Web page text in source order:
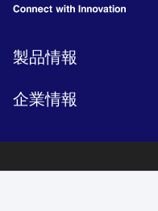
製品情報
企業情報